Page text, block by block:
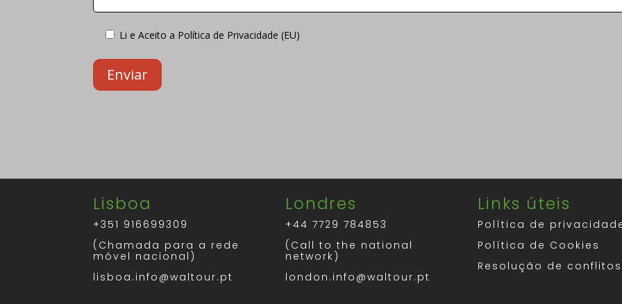
Li e Aceito a Política de Privacidade (EU)
Lisboa
+351 916699309
(Chamada para a rede
móvel nacional)
lisboa.info@waltour.pt
Londres
+44 7729 784853
(Call to the national
network)
london.info@waltour.pt
Links úteis
Política de
Política de Cookies
Resolução de conflitos